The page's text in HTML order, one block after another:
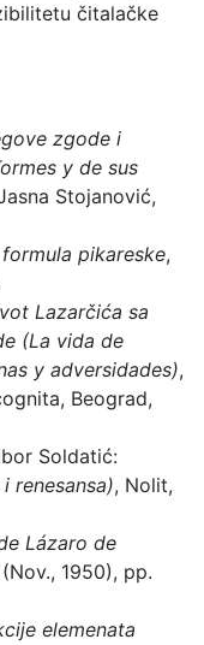
čitalačke
zgode i
y de sus
Stojanović,
pikareske,
Lazarčića sa
(La vida de
y adversidades),
Beograd,
Soldatić:
renesansa), Nolit,
Lázaro de
1950), pp.
elemenata